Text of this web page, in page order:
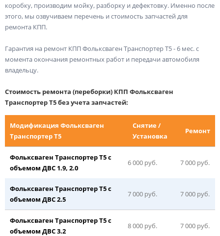
коробку, производим мойку, разборку и дефектовку. Именно после
этого, мы озвучиваем перечень и стоимость запчастей для
ремонта КПП.
Гарантия на ремонт КПП Фольксваген Транспортер Т5 - 6 мес. с
момента окончания ремонтных работ и передачи автомобиля
владельцу.
Стоимость ремонта (переборки) КПП Фольксваген
Транспортер Т5 без учета запчастей:
Модификация Фольксваген
Транспортер Т5
Снятие /
Установка
Ремонт
Фольксваген Транспортер Т5 с
объемом ДВС 1.9, 2.0
6000 руб. 7 000 руб.
Фольксваген Транспортер Т5 с
объемом ДВС2.5
7000 руб. 7 000 руб.
Фольксваген Транспортер Т5 с
объемом ДВС3.2
8000 руб. 7 000 руб.